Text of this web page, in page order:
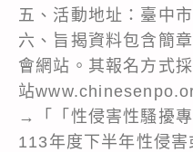
五、活動地址：臺中
六、旨揭資料包含簡
會網站。其報名方式
站
→「「性侵害性騷擾
113年度下半年性侵